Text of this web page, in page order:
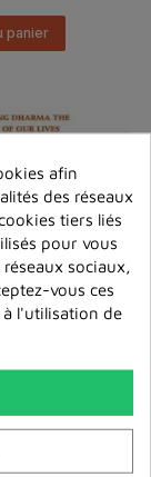
panier
Of Our
panier
afin
des réseaux
tiers liés
pour vous
sociaux,
vous ces
à l'utilisation de